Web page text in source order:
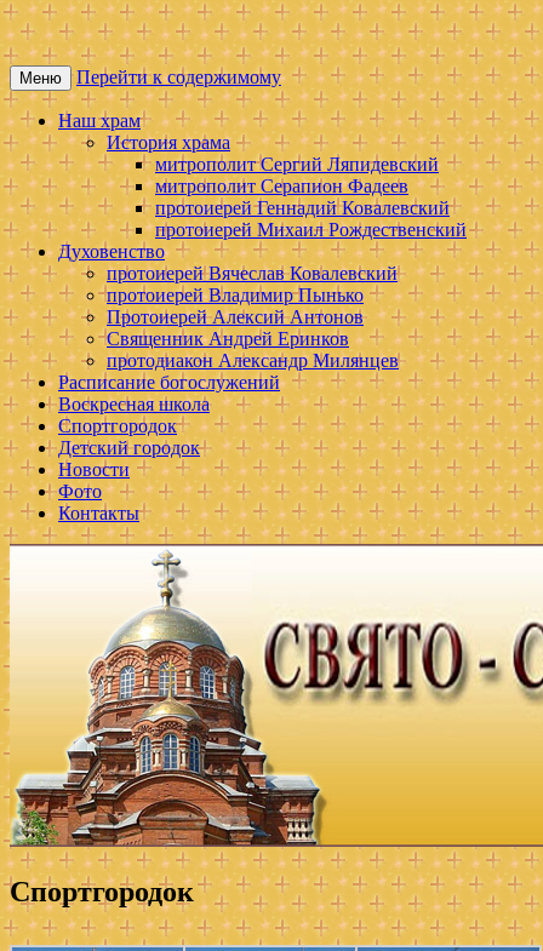
Свято — Сергиевский храм
Московская патриархия. Тульская
митрополия.
Меню Перейти к содержимому
Наш храм
История храма
митрополит Сергий Ляпидевский
митрополит Серапион Фадеев
протоиерей Геннадий Ковалевский
протоиерей Михаил Рождественский
Духовенство
протоиерей Вячеслав Ковалевский
протоиерей Владимир Пынько
Протоиерей Алексий Антонов
Священник Андрей Еринков
протодиакон Александр Милянцев
Расписание богослужений
Воскресная школа
Спортгородок
Детский городок
Новости
Фото
Контакты
Спортгородок